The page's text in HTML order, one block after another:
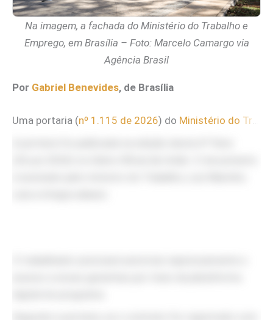
Na imagem, a fachada do Ministério do Trabalho e
Emprego, em Brasília – Foto: Marcelo Camargo via
Agência Brasil
Por Gabriel Benevides, de Brasília
Uma portaria (nº 1.115 de 2026) do Ministério do Trabalho e Emprego